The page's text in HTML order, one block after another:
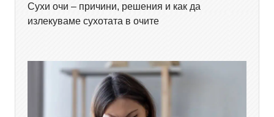
Сухи очи – причини, решения и как да
излекуваме сухотата в очите